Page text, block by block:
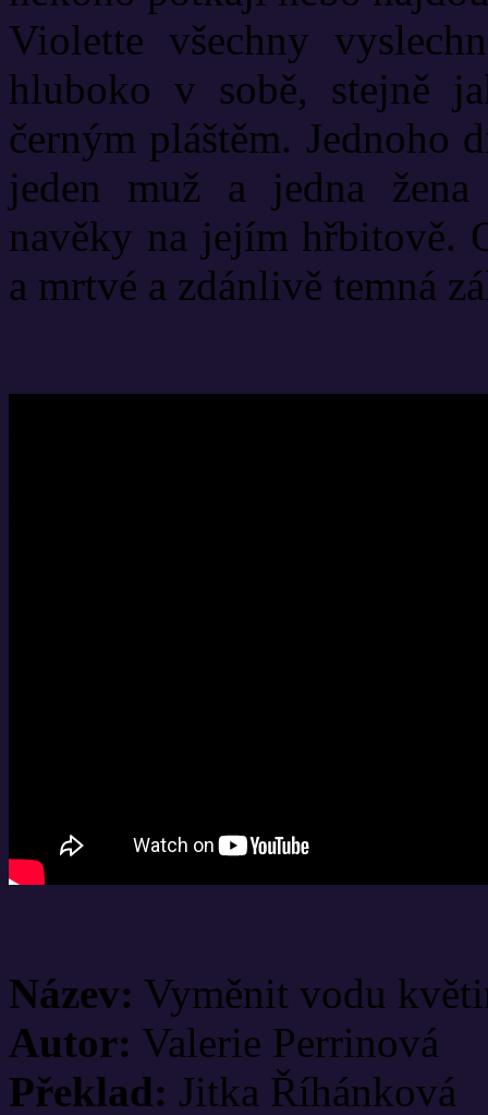
Violette všechny
hluboko v sobě, stejně
černým pláštěm. Jednoho
jeden muž a jedna
navěky na jejím hřbitově.
a mrtvé a zdánlivě temná
Název: Vyměnit vodu
Autor: Valerie Perrinová
Překlad: Jitka Říhánková